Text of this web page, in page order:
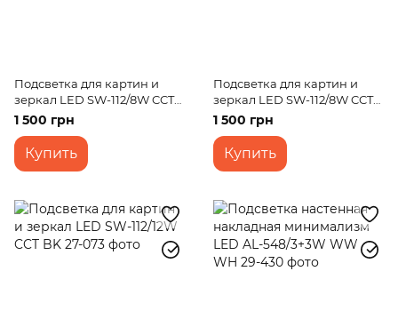
Подсветка для картин и
зеркал LED SW-112/8W CCT
GD
1 500 грн
Купить
Подсветка для картин и
зеркал LED SW-112/8W CCT
BK
1 500 грн
Купить